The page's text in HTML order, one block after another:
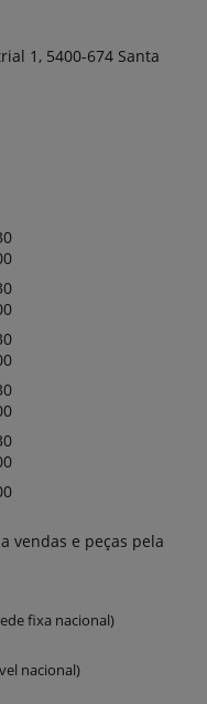
1, 5400-674 Santa
vendas e peças pela
fixa nacional)
nacional)